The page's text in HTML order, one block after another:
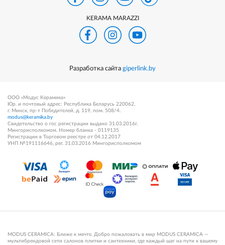
KERAMA MARAZZI
Разработка сайта giperlink.by
ООО «Модус Керамика»
Юр. и почтовый адрес: Республика Беларусь 220062,
г. Минск, пр-т Победителей, д. 119, пом. 508/4.
modus@keramika.by
Свидетельство о гос регистрации выдано 31.03.2016г.
Мингорисполкомом. Номер бланка - 0119135
Регистрации в Торговом реестре от 04.12.2017
УНП №191116646, рег. 31.03.2016 Мингорисполкомом
MODUS CERAMICA: Ближе к мечте. Добро пожаловать в мир MODUS CERAMICA —
мультибрендовой сети салонов плитки и сантехники, где каждый шаг на пути к вашему